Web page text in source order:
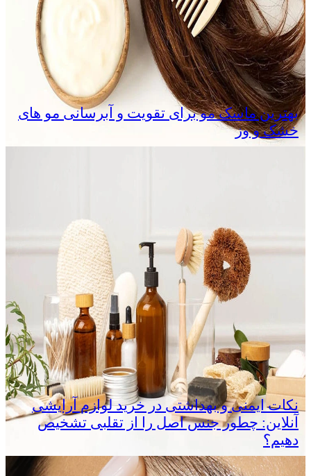
بهترین ماسک مو برای تقویت و آبرسانی مو های
خشک و وز
نکات ایمنی و بهداشتی در خرید لوازم آرایشی
آنلاین: چطور جنس اصل را از تقلبی تشخیص
دهیم؟